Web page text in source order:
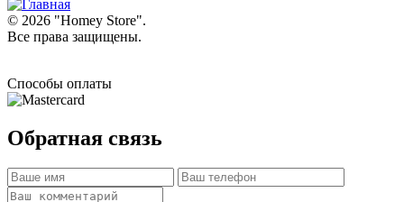
© 2026 "Homey Store".
Все права защищены.
Способы оплаты
Обратная связь